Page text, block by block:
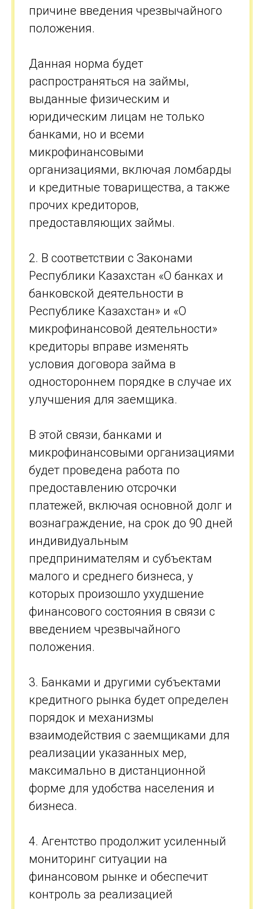
причине введения чрезвычайного
положения.
Данная норма будет
распространяться на займы,
выданные физическим и
юридическим лицам не только
банками, но и всеми
микрофинансовыми
организациями, включая ломбарды
и кредитные товарищества, а также
прочих кредиторов,
предоставляющих займы.
2. В соответствии с Законами
Республики Казахстан «О банках и
банковской деятельности в
Республике Казахстан» и «О
микрофинансовой деятельности»
кредиторы вправе изменять
условия договора займа в
одностороннем порядке в случае их
улучшения для заемщика.
В этой связи, банками и
микрофинансовыми организациями
будет проведена работа по
предоставлению отсрочки
платежей, включая основной долг и
вознаграждение, на срок до 90 дней
индивидуальным
предпринимателям и субъектам
малого и среднего бизнеса, у
которых произошло ухудшение
финансового состояния в связи с
введением чрезвычайного
положения.
3. Банками и другими субъектами
кредитного рынка будет определен
порядок и механизмы
взаимодействия с заемщиками для
реализации указанных мер,
максимально в дистанционной
форме для удобства населения и
бизнеса.
4. Агентство продолжит усиленный
мониторинг ситуации на
финансовом рынке и обеспечит
контроль за реализацией